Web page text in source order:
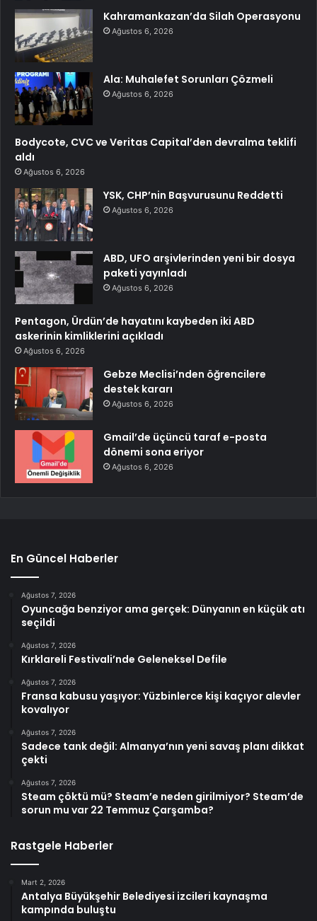
Kahramankazan’da Silah Operasyonu
Ağustos 6, 2026
Ala: Muhalefet Sorunları Çözmeli
Ağustos 6, 2026
Bodycote, CVC ve Veritas Capital’den devralma teklifi
aldı
Ağustos 6, 2026
YSK, CHP’nin Başvurusunu Reddetti
Ağustos 6, 2026
ABD, UFO arşivlerinden yeni bir dosya
paketi yayınladı
Ağustos 6, 2026
Pentagon, Ürdün’de hayatını kaybeden iki ABD
askerinin kimliklerini açıkladı
Ağustos 6, 2026
Gebze Meclisi’nden öğrencilere
destek kararı
Ağustos 6, 2026
Gmail’de üçüncü taraf e-posta
dönemi sona eriyor
Ağustos 6, 2026
En Güncel Haberler
Ağustos 7, 2026
Oyuncağa benziyor ama gerçek: Dünyanın en küçük atı
seçildi
Ağustos 7, 2026
Kırklareli Festivali’nde Geleneksel Defile
Ağustos 7, 2026
Fransa kabusu yaşıyor: Yüzbinlerce kişi kaçıyor alevler
kovalıyor
Ağustos 7, 2026
Sadece tank değil: Almanya’nın yeni savaş planı dikkat
çekti
Ağustos 7, 2026
Steam çöktü mü? Steam’e neden girilmiyor? Steam’de
sorun mu var 22 Temmuz Çarşamba?
Rastgele Haberler
Mart 2, 2026
Antalya Büyükşehir Belediyesi izcileri kaynaşma
kampında buluştu